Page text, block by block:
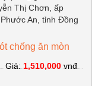
Thị Chơn, ấp
An, tỉnh Đồng
chống ăn mòn
Giá:1,510,000vnđ